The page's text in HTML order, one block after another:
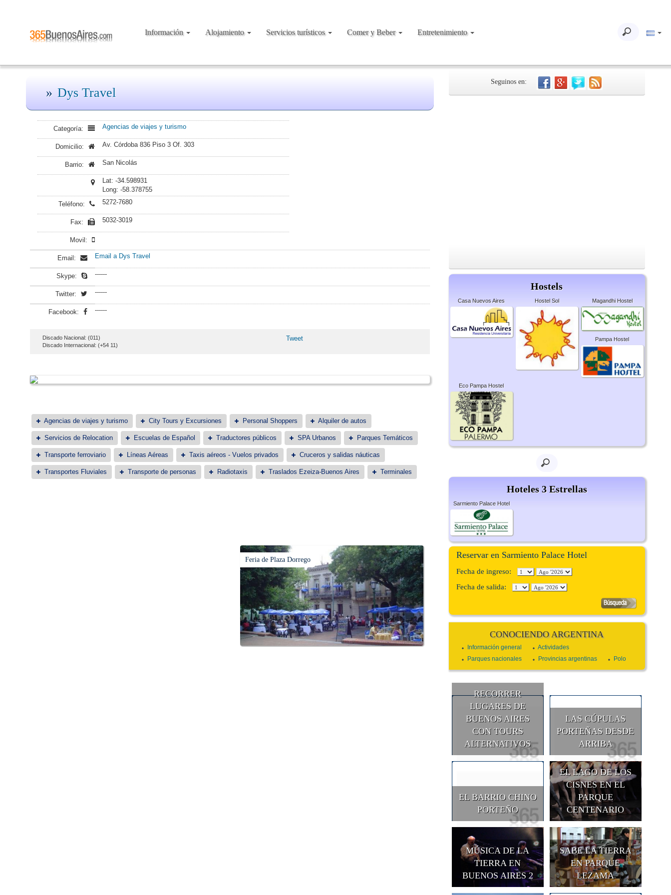
Información Alojamiento Servicios turísticos Comer y Beber Entretenimiento
Dys Travel
Categoría: Agencias de viajes y turismo
Domicilio: Av. Córdoba 836 Piso 3 Of. 303
Barrio: San Nicolás
Lat: -34.598931
Long: -58.378755
Teléfono:
5272-7680
Fax: 5032-3019
Movil:
Email: Email a Dys Travel
Skype: ------
Twitter: ------
Facebook: ------
Discado Nacional: (011)
Discado Internacional: (+54 11)
Tweet
Agencias de viajes y turismo City Tours y Excursiones Personal Shoppers Alquiler de autos
Servicios de Relocation Escuelas de Español Traductores públicos SPA Urbanos Parques Temáticos
Transporte ferroviario Líneas Aéreas Taxis aéreos - Vuelos privados Cruceros y salidas náuticas
Transportes Fluviales Transporte de personas Radiotaxis Traslados Ezeiza-Buenos Aires Terminales
Feria de Plaza Dorrego
Seguinos en:
Hostels
Casa Nuevos Aires Hostel Sol Magandhi Hostel
Pampa Hostel
Eco Pampa Hostel
Hoteles 3 Estrellas
Sarmiento Palace Hotel
Reservar en Sarmiento Palace Hotel
Fecha de ingreso:
Fecha de salida:
CONOCIENDO ARGENTINA
Información general
Actividades
Parques nacionales
Provincias argentinas Polo
RECORRER
LUGARES DE
BUENOS AIRES
CON TOURS
ALTERNATIVOS
LAS CÚPULAS
PORTEÑAS DESDE
ARRIBA
EL BARRIO CHINO
PORTEÑO
EL LAGO DE LOS
CISNES EN EL
PARQUE
CENTENARIO
MÚSICA DE LA
TIERRA EN
BUENOS AIRES 2
SABE LA TIERRA
EN PARQUE
LEZAMA